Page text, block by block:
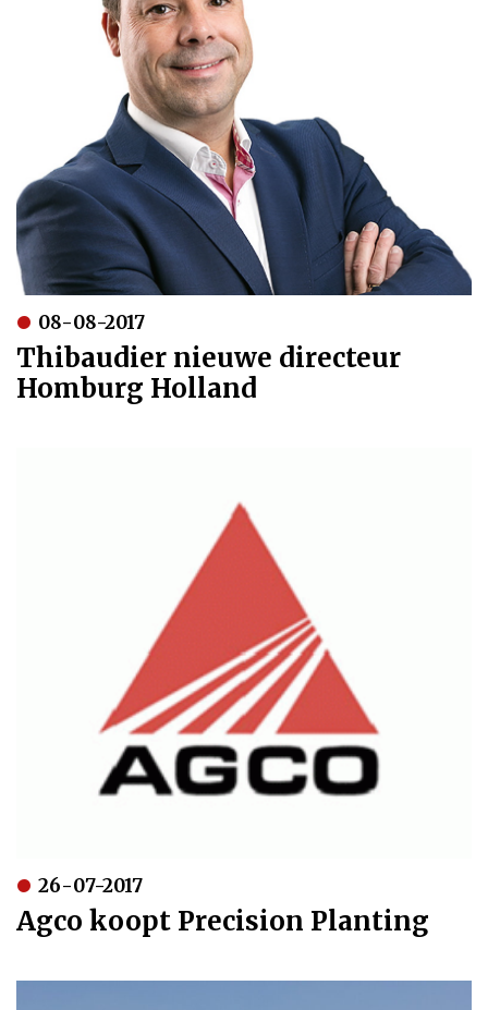
08-08-2017
Thibaudier nieuwe directeur
Homburg Holland
26-07-2017
Agco koopt Precision Planting